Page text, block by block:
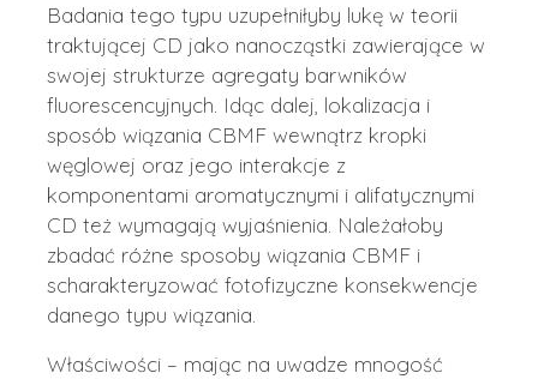
Badania tego typu uzupełniłyby lukę w teorii
traktującej CD jako nanocząstki zawierające w
swojej strukturze agregaty barwników
fluorescencyjnych. Idąc dalej, lokalizacja i
sposób wiązania CBMF wewnątrz kropki
węglowej oraz jego interakcje z
komponentami aromatycznymi i alifatycznymi
CD też wymagają wyjaśnienia. Należałoby
zbadać różne sposoby wiązania CBMF i
scharakteryzować fotofizyczne konsekwencje
danego typu wiązania.
Właściwości – mając na uwadze mnogość